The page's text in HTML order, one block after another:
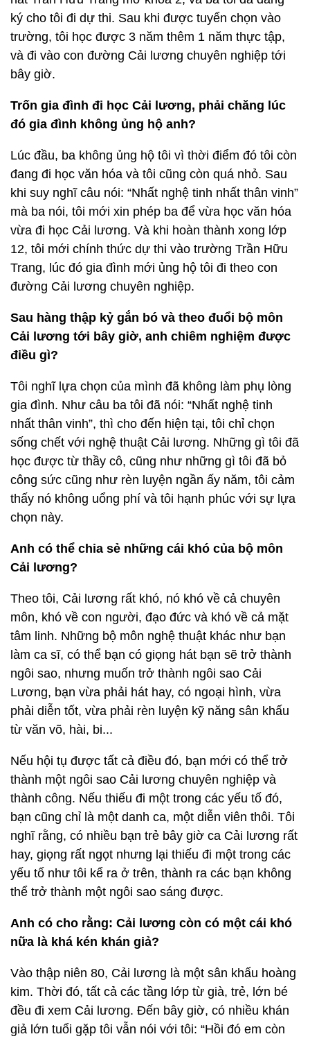
ký cho tôi đi dự thi. Sau khi được tuyển chọn vào
trường, tôi học được 3 năm thêm 1 năm thực tập,
và đi vào con đường Cải lương chuyên nghiệp tới
bây giờ.
Trốn gia đình đi học Cải lương, phải chăng lúc
đó gia đình không ủng hộ anh?
Lúc đầu, ba không ủng hộ tôi vì thời điểm đó tôi còn
đang đi học văn hóa và tôi cũng còn quá nhỏ. Sau
khi suy nghĩ câu nói: “Nhất nghệ tinh nhất thân vinh”
mà ba nói, tôi mới xin phép ba để vừa học văn hóa
vừa đi học Cải lương. Và khi hoàn thành xong lớp
12, tôi mới chính thức dự thi vào trường Trần Hữu
Trang, lúc đó gia đình mới ủng hộ tôi đi theo con
đường Cải lương chuyên nghiệp.
Sau hàng thập kỷ gắn bó và theo đuổi bộ môn
Cải lương tới bây giờ, anh chiêm nghiệm được
điều gì?
Tôi nghĩ lựa chọn của mình đã không làm phụ lòng
gia đình. Như câu ba tôi đã nói: “Nhất nghệ tinh
nhất thân vinh”, thì cho đến hiện tại, tôi chỉ chọn
sống chết với nghệ thuật Cải lương. Những gì tôi đã
học được từ thầy cô, cũng như những gì tôi đã bỏ
công sức cũng như rèn luyện ngần ấy năm, tôi cảm
thấy nó không uổng phí và tôi hạnh phúc với sự lựa
chọn này.
Anh có thể chia sẻ những cái khó của bộ môn
Cải lương?
Theo tôi, Cải lương rất khó, nó khó về cả chuyên
môn, khó về con người, đạo đức và khó về cả mặt
tâm linh. Những bộ môn nghệ thuật khác như bạn
làm ca sĩ, có thể bạn có giọng hát bạn sẽ trở thành
ngôi sao, nhưng muốn trở thành ngôi sao Cải
Lương, bạn vừa phải hát hay, có ngoại hình, vừa
phải diễn tốt, vừa phải rèn luyện kỹ năng sân khấu
từ văn võ, hài, bi...
Nếu hội tụ được tất cả điều đó, bạn mới có thể trở
thành một ngôi sao Cải lương chuyên nghiệp và
thành công. Nếu thiếu đi một trong các yếu tố đó,
bạn cũng chỉ là một danh ca, một diễn viên thôi. Tôi
nghĩ rằng, có nhiều bạn trẻ bây giờ ca Cải lương rất
hay, giọng rất ngọt nhưng lại thiếu đi một trong các
yếu tố như tôi kể ra ở trên, thành ra các bạn không
thể trở thành một ngôi sao sáng được.
Anh có cho rằng: Cải lương còn có một cái khó
nữa là khá kén khán giả?
Vào thập niên 80, Cải lương là một sân khấu hoàng
kim. Thời đó, tất cả các tầng lớp từ già, trẻ, lớn bé
đều đi xem Cải lương. Đến bây giờ, có nhiều khán
giả lớn tuổi gặp tôi vẫn nói với tôi: “Hồi đó em còn